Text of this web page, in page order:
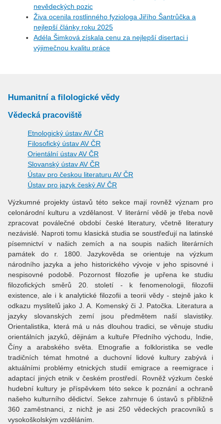
nevědeckých pozic
Živa ocenila rostlinného fyziologa Jiřího Šantrůčka a
nejlepší články roku 2025
Adéla Šimková získala cenu za nejlepší disertaci i
výjimečnou kvalitu práce
Humanitní a filologické vědy
Vědecká pracoviště
Etnologický ústav AV ČR
Filosofický ústav AV ČR
Orientální ústav AV ČR
Slovanský ústav AV ČR
Ústav pro českou literaturu AV ČR
Ústav pro jazyk český AV ČR
Výzkumné projekty ústavů této sekce mají rovněž význam pro
celonárodní kulturu a vzdělanost. V literární vědě je třeba nově
zpracovat poválečné období české literatury, včetně literatury
nezávislé. Naproti tomu klasická studia se soustřeďují na latinské
písemnictví v našich zemích a na soupis našich literárních
památek do r. 1800. Jazykověda se orientuje na výzkum
národního jazyka a jeho historického vývoje v jeho spisovné i
nespisovné podobě. Pozornost filozofie je upřena ke studiu
filozofických směrů 20. století - k fenomenologii, filozofii
existence, ale i k analytické filozofii a teorii vědy - stejně jako k
odkazu myslitelů jako J. A. Komenský či J. Patočka. Literatura a
jazyky slovanských zemí jsou předmětem naší slavistiky.
Orientalistika, která má u nás dlouhou tradici, se věnuje studiu
orientálních jazyků, dějinám a kultuře Předního východu, Indie,
Číny a arabského světa. Etnografie a folkloristika se vedle
tradičních témat hmotné a duchovní lidové kultury zabývá i
aktuálními problémy etnických studií emigrace a reemigrace i
adaptací jiných etnik v českém prostředí. Rovněž výzkum české
hudební kultury je příspěvkem této sekce k poznání a ochraně
našeho kulturního dědictví. Sekce zahrnuje 6 ústavů s přibližně
360 zaměstnanci, z nichž je asi 250 vědeckých pracovníků s
vysokoškolským vzděláním.